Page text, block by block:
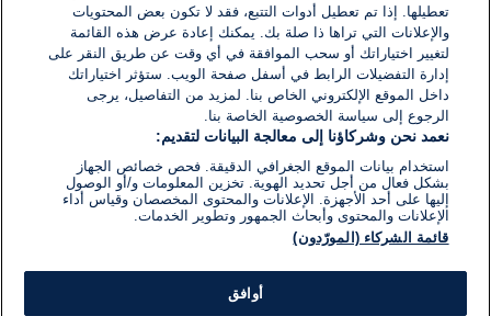
تعطيلها. إذا تم تعطيل أدوات التتبع، فقد لا تكون بعض المحتويات
والإعلانات التي تراها ذا صلة بك. يمكنك إعادة عرض هذه القائمة
لتغيير اختياراتك أو سحب الموافقة في أي وقت عن طريق النقر على
إدارة التفضيلات الرابط في أسفل صفحة الويب. ستؤثر اختياراتك
داخل الموقع الإلكتروني الخاص بنا. لمزيد من التفاصيل، يرجى
الرجوع إلى سياسة الخصوصية الخاصة بنا.
نعمد نحن وشركاؤنا إلى معالجة البيانات لتقديم:
استخدام بيانات الموقع الجغرافي الدقيقة. فحص خصائص الجهاز
بشكل فعال من أجل تحديد الهوية. تخزين المعلومات و/أو الوصول
إليها على أحد الأجهزة. الإعلانات والمحتوى المخصصان وقياس أداء
الإعلانات والمحتوى وأبحاث الجمهور وتطوير الخدمات.
قائمة الشركاء (المورّدون)
أوافق